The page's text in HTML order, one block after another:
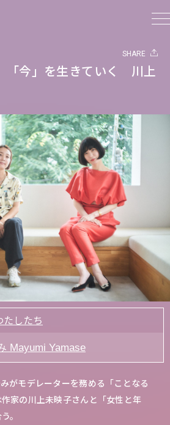
SHARE
「今」を生きていく 川上
たしたち
Mayumi Yamase
がモデレーターを務める「ことなる
家の川上未映子さんと「女性と年
。